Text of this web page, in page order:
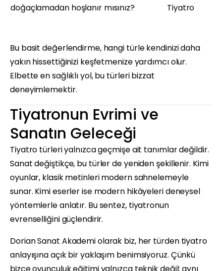
doğaçlamadan hoşlanır mısınız?
Tiyatro
Bu basit değerlendirme, hangi türle kendinizi daha
yakın hissettiğinizi keşfetmenize yardımcı olur.
Elbette en sağlıklı yol, bu türleri bizzat
deneyimlemektir.
Tiyatronun Evrimi ve
Sanatın Geleceği
Tiyatro türleri yalnızca geçmişe ait tanımlar değildir.
Sanat değiştikçe, bu türler de yeniden şekillenir. Kimi
oyunlar, klasik metinleri modern sahnelemeyle
sunar. Kimi eserler ise modern hikâyeleri deneysel
yöntemlerle anlatır. Bu sentez, tiyatronun
evrenselliğini güçlendirir.
Dorian Sanat Akademi olarak biz, her türden tiyatro
anlayışına açık bir yaklaşım benimsiyoruz. Çünkü
bizce oyunculuk eğitimi yalnızca teknik değil; aynı